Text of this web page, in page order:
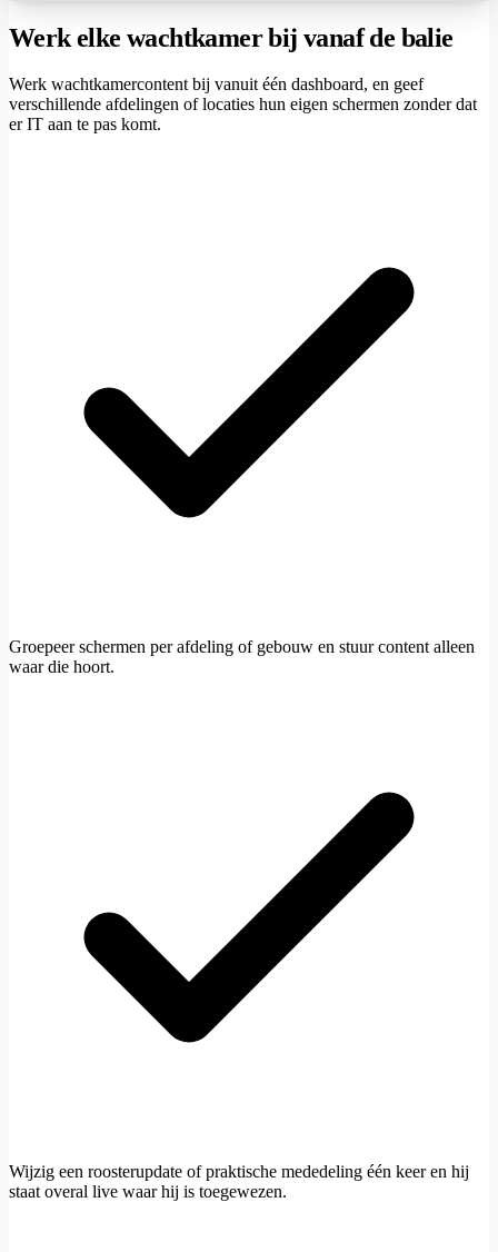
Werk elke wachtkamer bij vanaf de balie
Werk wachtkamercontent bij vanuit één dashboard, en geef
verschillende afdelingen of locaties hun eigen schermen zonder dat
er IT aan te pas komt.
Groepeer schermen per afdeling of gebouw en stuur content alleen
waar die hoort.
Wijzig een roosterupdate of praktische mededeling één keer en hij
staat overal live waar hij is toegewezen.